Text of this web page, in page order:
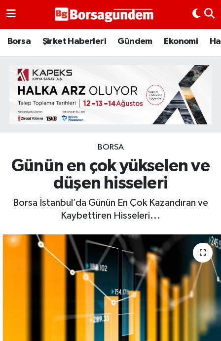
Borsa Şirket Haberleri Gündem Ekonomi
BORSA
Günün en çok yükselen ve
düşen hisseleri
Borsa İstanbul’da Günün En Çok Kazandıran ve
Kaybettiren Hisseleri...
Borsa
Emtia
Galeri
Bitcoin
Şirket Haberleri
Borsa Gundem
BIST 100 Isı Haritası
Coin Isı Haritası
Ekonomik Takvim
Kiripto Para Piyasası